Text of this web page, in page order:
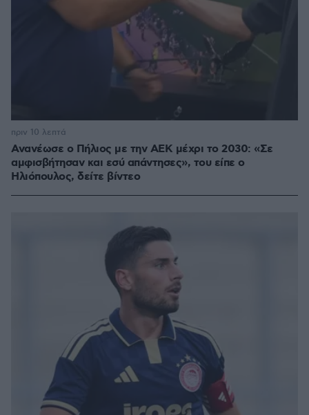
Ανανέωσε ο Πήλιος με την ΑΕΚ μέχρι το 2030: «Σε
αμφισβήτησαν και εσύ απάντησες», του είπε ο
Ηλιόπουλος, δείτε βίντεο
πριν 10 λεπτά